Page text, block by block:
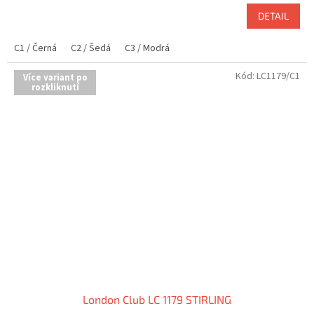
DETAIL
C1 / Černá C2 / Šedá C3 / Modrá
Více variant po
rozkliknutí
London Club LC 1179 STIRLING
Kód: LC1179/C1